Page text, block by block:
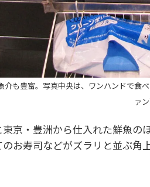
介も豊富。写真中央は、ワンハンドで食
ァン
京・豊洲から仕入れた鮮魚の
お寿司などがズラリと並ぶ角上